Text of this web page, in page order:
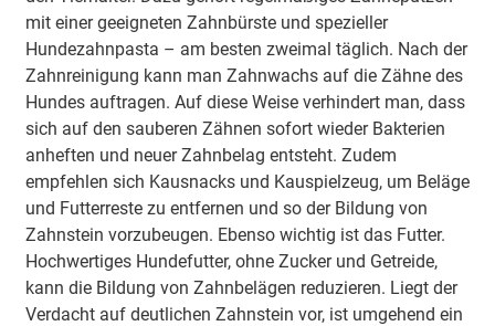
mit einer geeigneten Zahnbürste und spezieller
Hundezahnpasta – am besten zweimal täglich. Nach der
Zahnreinigung kann man Zahnwachs auf die Zähne des
Hundes auftragen. Auf diese Weise verhindert man, dass
sich auf den sauberen Zähnen sofort wieder Bakterien
anheften und neuer Zahnbelag entsteht. Zudem
empfehlen sich Kausnacks und Kauspielzeug, um Beläge
und Futterreste zu entfernen und so der Bildung von
Zahnstein vorzubeugen. Ebenso wichtig ist das Futter.
Hochwertiges Hundefutter, ohne Zucker und Getreide,
kann die Bildung von Zahnbelägen reduzieren. Liegt der
Verdacht auf deutlichen Zahnstein vor, ist umgehend ein